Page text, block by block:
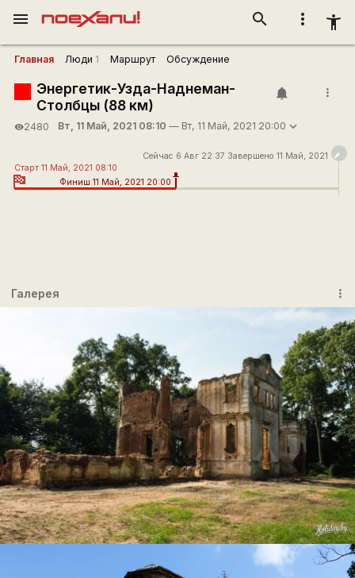
more_vert accessibility_new
search
menu
Главная Люди 1 Маршрут Обсуждение
Энергетик-Узда-Наднеман-
Столбцы (88 км)
more_vert
visibility2480 Вт, 11 Май, 2021 08:10 — Вт, 11 Май, 2021 20:00
Сейчас 6 Авг 22:37 Завершено 11 Май, 2021
Старт 11 Май, 2021 08:10
Финиш 11 Май, 2021 20:00
Галерея more_vert